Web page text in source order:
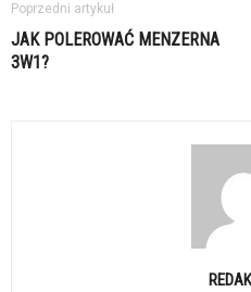
Poprzedni artykuł
JAK POLEROWAĆ MENZERNA
3W1?